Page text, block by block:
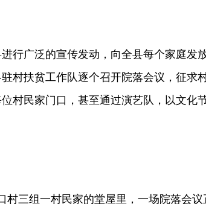
广泛的宣传发动，向全县每个家庭发
村扶贫工作队逐个召开院落会议，征求
村民家门口，甚至通过演艺队，以文化
三组一村民家的堂屋里，一场院落会议